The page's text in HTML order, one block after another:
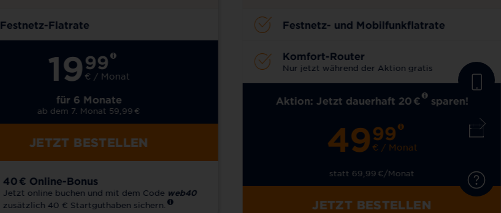
Festnetz-Flatrate
1999
€ / Monat
für 6 Monate
ab dem 7. Monat 59,99 €
JETZT BESTELLEN
40 € Online-Bonus
Jetzt online buchen und mit dem Code web40
zusätzlich 40 € Startguthaben sichern.
Festnetz- und Mobilfunkflatrate
Komfort-Router
Nur jetzt während der Aktion gratis
Aktion: Jetzt dauerhaft 20 € sparen!
4999
€ / Monat
statt 69,99 €/Monat
JETZT BESTELLEN